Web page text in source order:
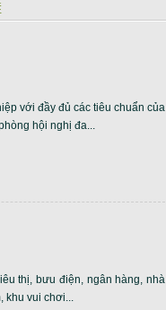
với đầy đủ các tiêu chuẩn của
hội nghị đa...
thị, bưu điện, ngân hàng, nhà
khu vui chơi...